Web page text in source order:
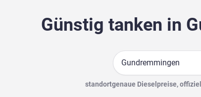
Günstig tanken in
Suche
standortgenaue Dieselpreise,